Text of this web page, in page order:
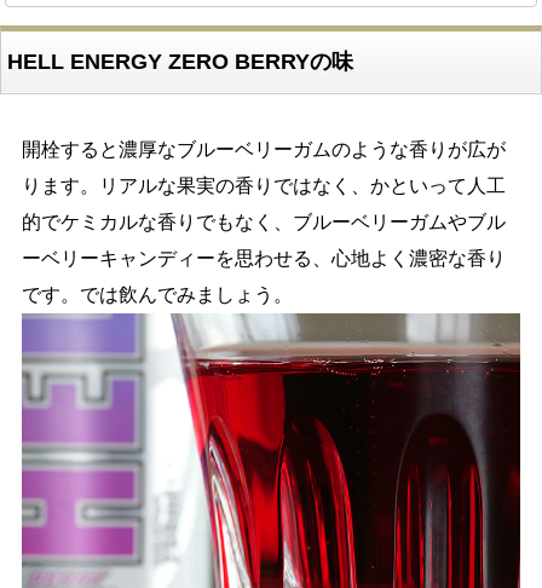
HELL ENERGY ZERO BERRYの味
開栓すると濃厚なブルーベリーガムのような香りが広が
ります。リアルな果実の香りではなく、かといって人工
的でケミカルな香りでもなく、ブルーベリーガムやブル
ーベリーキャンディーを思わせる、心地よく濃密な香り
です。では飲んでみましょう。